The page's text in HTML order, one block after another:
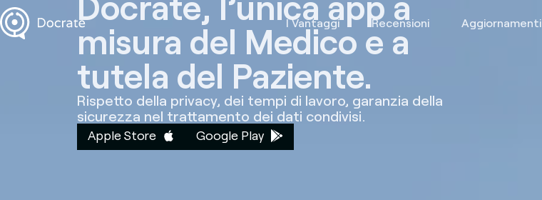
I Vantaggi Recensioni Aggiornamenti
misura del Medico e a
tutela del Paziente.
Rispetto della privacy, dei tempi di lavoro, garanzia della
sicurezza nel trattamento dei dati condivisi.
Apple Store Google Play